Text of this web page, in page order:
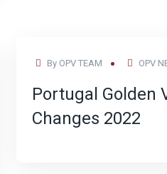
By OPV TEAM OPV
Portugal Golden
Changes 2022